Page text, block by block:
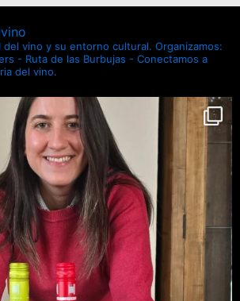
del vino y su entorno cultural. Organizamos:
- Ruta de las Burbujas - Conectamos a
del vino.